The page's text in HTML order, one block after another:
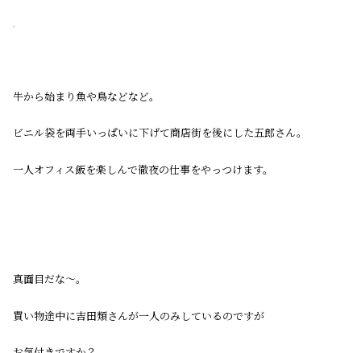
牛から始まり魚や鳥などなど。
ビニル袋を両手いっぱいに下げて商店街を後にした五郎さん。
一人オフィス飯を楽しんで徹夜の仕事をやっつけます。
真面目だな〜。
買い物途中に吉田類さんが一人のみしているのですが